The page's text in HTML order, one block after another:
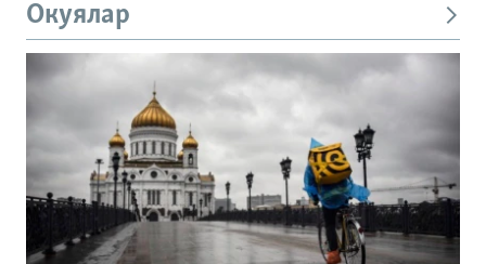
Окуялар